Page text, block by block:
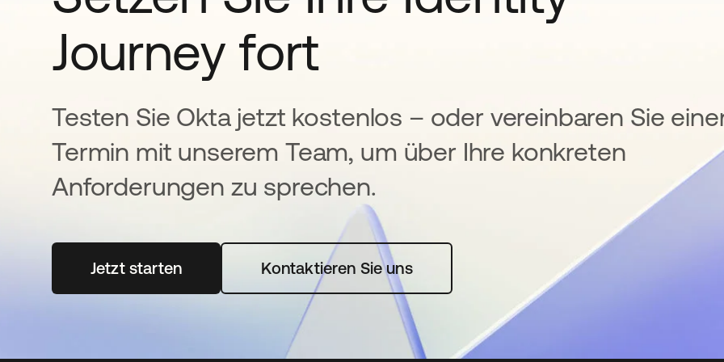
Journey fort
Testen Sie Okta jetzt kostenlos – oder vereinbaren Sie
Termin mit unserem Team, um über Ihre konkreten
Anforderungen zu sprechen.
Jetzt startenwird in einer neuen Registerkarte geöffnet
Kontaktieren Sie uns